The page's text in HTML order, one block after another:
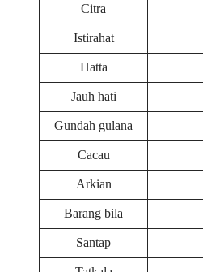
Citra
Istirahat
Hatta
Jauh hati
Gundah gulana
Cacau
Arkian
Barang bila
Santap